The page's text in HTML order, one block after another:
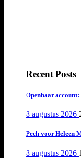
Recent Posts
Openbaar
8 augustus 2026
Pech voor Heleen
8 augustus 2026